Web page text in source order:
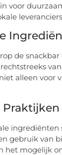
voor
de
alleen voor
gebruik van
het mogelijk